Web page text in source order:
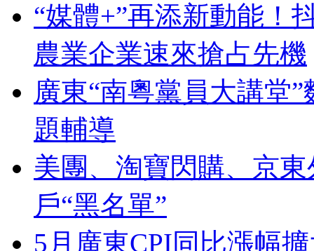
“媒體+”再添新動能！
農業企業速來搶占先機
廣東“南粵黨員大講堂
題輔導
美團、淘寶閃購、京
戶“黑名單”
5月廣東CPI同比漲幅